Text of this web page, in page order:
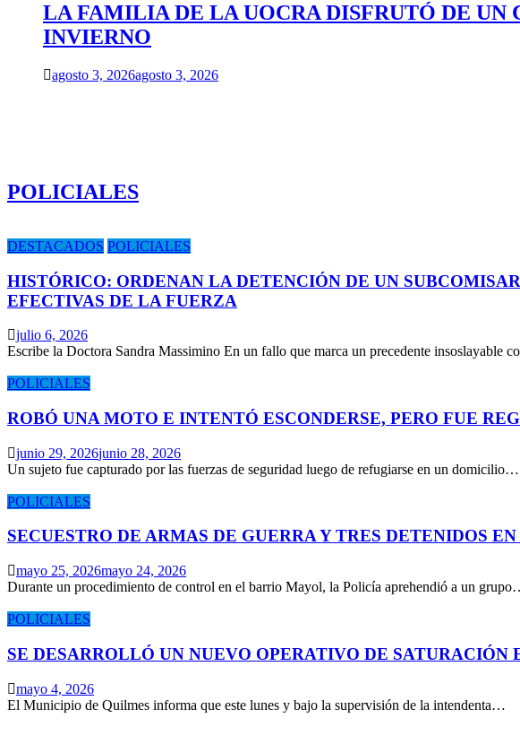
LA FAMILIA DE LA UOCRA DISFRUTÓ DE UN
INVIERNO
agosto 3, 2026agosto 3, 2026
POLICIALES
DESTACADOS POLICIALES
HISTÓRICO: ORDENAN LA DETENCIÓN DE UN
EFECTIVAS DE LA FUERZA
julio 6, 2026
Escribe la Doctora Sandra Massimino En un fallo que marca un precedente insoslayable
POLICIALES
ROBÓ UNA MOTO E INTENTÓ ESCONDERSE, PERO FUE
junio 29, 2026junio 28, 2026
Un sujeto fue capturado por las fuerzas de seguridad luego de refugiarse en un domicilio…
POLICIALES
SECUESTRO DE ARMAS DE GUERRA Y TRES DETENIDOS
mayo 25, 2026mayo 24, 2026
Durante un procedimiento de control en el barrio Mayol, la Policía aprehendió a un
POLICIALES
SE DESARROLLÓ UN NUEVO OPERATIVO DE
mayo 4, 2026
El Municipio de Quilmes informa que este lunes y bajo la supervisión de la intendenta…